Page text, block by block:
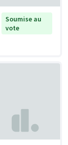
Soumise au
vote